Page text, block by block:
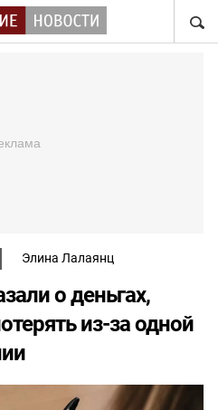
Элина Лалаянц
о деньгах,
из-за одной